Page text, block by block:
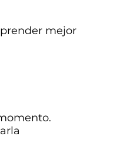
mejor